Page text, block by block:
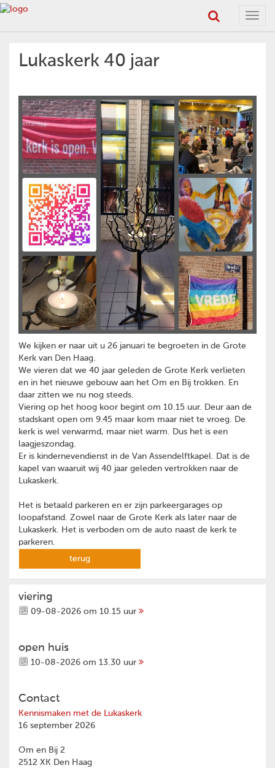
Lukaskerk 40 jaar
We kijken er naar uit u 26 januari te begroeten in de Grote
Kerk van Den Haag.
We vieren dat we 40 jaar geleden de Grote Kerk verlieten
en in het nieuwe gebouw aan het Om en Bij trokken. En
daar zitten we nu nog steeds.
Viering op het hoog koor begint om 10.15 uur. Deur aan de
stadskant open om 9.45 maar kom maar niet te vroeg. De
kerk is wel verwarmd, maar niet warm. Dus het is een
laagjeszondag.
Er is kindernevendienst in de Van Assendelftkapel. Dat is de
kapel van waaruit wij 40 jaar geleden vertrokken naar de
Lukaskerk.
Het is betaald parkeren en er zijn parkeergarages op
loopafstand. Zowel naar de Grote Kerk als later naar de
Lukaskerk. Het is verboden om de auto naast de kerk te
parkeren.
terug
viering
09-08-2026 om 10.15 uur
open huis
10-08-2026 om 13.30 uur
Contact
Kennismaken met de Lukaskerk
16 september 2026
Om en Bij 2
2512 XK Den Haag